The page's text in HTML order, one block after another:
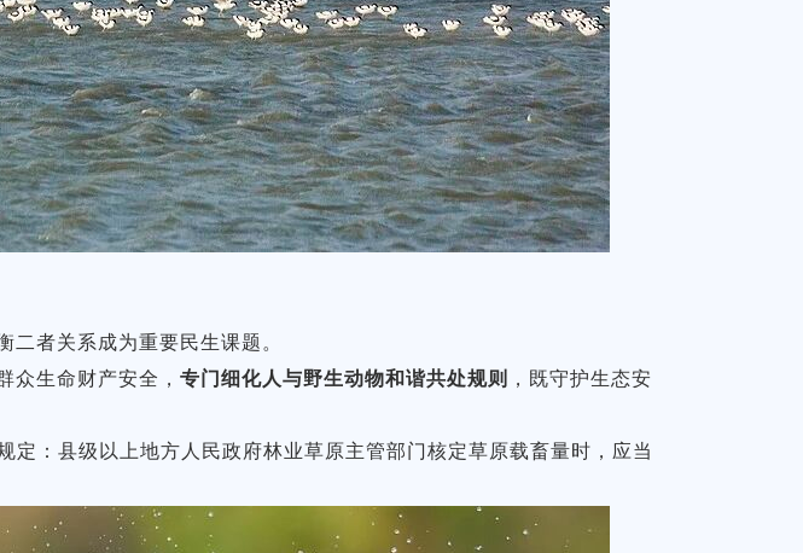
者关系成为重要民生课题。
众生命财产安全，专门细化人与野生动物和谐共处规则
，既守护生态安
定：县级以上地方人民政府林业草原主管部门核定草原载畜量时，应当